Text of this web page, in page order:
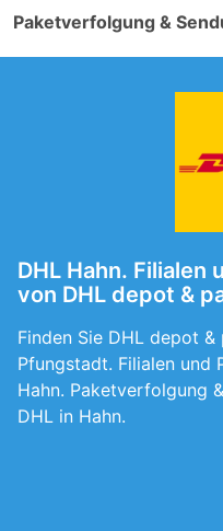
Paketverfolgung &
DHL Hahn. Filialen
von DHL depot &
Finden Sie DHL depot
Pfungstadt. Filialen und
Hahn. Paketverfolgung
DHL in Hahn.